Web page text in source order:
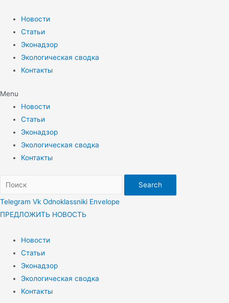
содержимому
Новости
Статьи
Эконадзор
Экологическая сводка
Контакты
Menu
Новости
Статьи
Эконадзор
Экологическая сводка
Контакты
Search
Telegram Vk Odnoklassniki Envelope
ПРЕДЛОЖИТЬ НОВОСТЬ
Новости
Статьи
Эконадзор
Экологическая сводка
Контакты